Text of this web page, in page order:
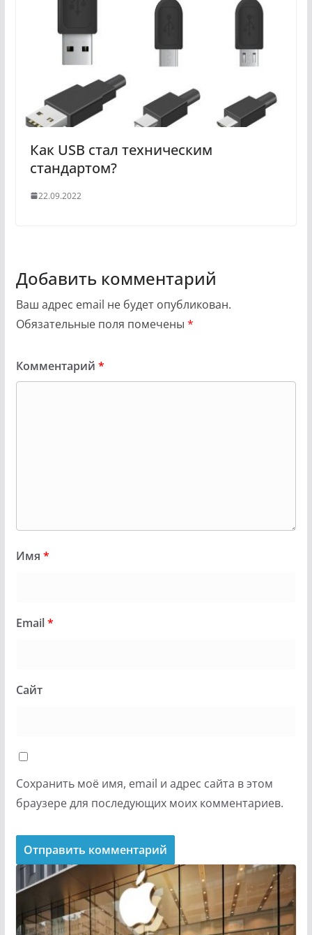
Как USB стал техническим
стандартом?
22.09.2022
Добавить комментарий
Ваш адрес email не будет опубликован.
Обязательные поля помечены *
Комментарий *
Имя *
Email*
Сайт
Сохранить моё имя, email и адрес сайта в этом
браузере для последующих моих комментариев.